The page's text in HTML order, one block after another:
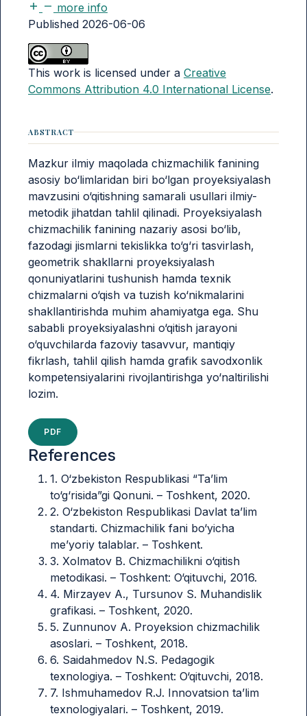
more info
Published 2026-06-06
This work is licensed under a Creative
Commons Attribution 4.0 International License.
ABSTRACT
Mazkur ilmiy maqolada chizmachilik fanining
asosiy bo‘limlaridan biri bo‘lgan proyeksiyalash
mavzusini o‘qitishning samarali usullari ilmiy-
metodik jihatdan tahlil qilinadi. Proyeksiyalash
chizmachilik fanining nazariy asosi bo‘lib,
fazodagi jismlarni tekislikka to‘g‘ri tasvirlash,
geometrik shakllarni proyeksiyalash
qonuniyatlarini tushunish hamda texnik
chizmalarni o‘qish va tuzish ko‘nikmalarini
shakllantirishda muhim ahamiyatga ega. Shu
sababli proyeksiyalashni o‘qitish jarayoni
o‘quvchilarda fazoviy tasavvur, mantiqiy
fikrlash, tahlil qilish hamda grafik savodxonlik
kompetensiyalarini rivojlantirishga yo‘naltirilishi
lozim.
PDF
References
1. O‘zbekiston Respublikasi “Ta’lim
to‘g‘risida”gi Qonuni. – Toshkent, 2020.
2. O‘zbekiston Respublikasi Davlat ta’lim
standarti. Chizmachilik fani bo‘yicha
me’yoriy talablar. – Toshkent.
3. Xolmatov B. Chizmachilikni o‘qitish
metodikasi. – Toshkent: O‘qituvchi, 2016.
4. Mirzayev A., Tursunov S. Muhandislik
grafikasi. – Toshkent, 2020.
5. Zunnunov A. Proyeksion chizmachilik
asoslari. – Toshkent, 2018.
6. Saidahmedov N.S. Pedagogik
texnologiya. – Toshkent: O‘qituvchi, 2018.
7. Ishmuhamedov R.J. Innovatsion ta’lim
texnologiyalari. – Toshkent, 2019.